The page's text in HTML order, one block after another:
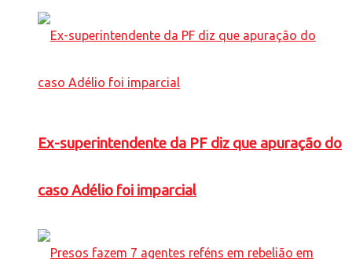
Ex-superintendente da PF diz que apuração do
caso Adélio foi imparcial